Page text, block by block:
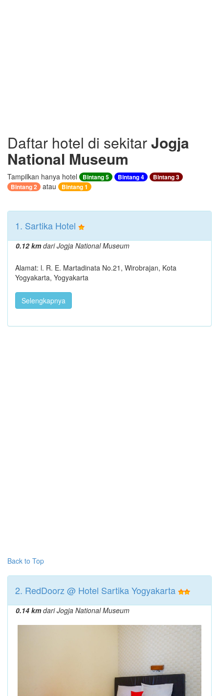
Daftar hotel di sekitarJogja
National Museum
Tampilkan hanya hotel Bintang 5 Bintang 4
Bintang 3
Bintang 2
atau Bintang 1
1. Sartika Hotel
0.12 kmdari Jogja National Museum
Alamat: l. R. E. Martadinata No.21, Wirobrajan, Kota
Yogyakarta, Yogyakarta
Selengkapnya
Back to Top
2. RedDoorz @ Hotel Sartika Yogyakarta
0.14 kmdari Jogja National Museum